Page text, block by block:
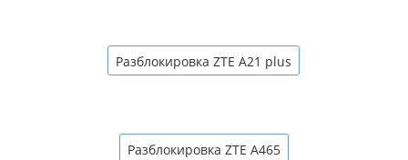
Разблокировка ZTE A21 plus
Разблокировка ZTE A465